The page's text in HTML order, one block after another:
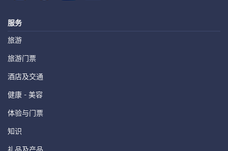
服务
旅游
旅游门票
酒店及交通
健康 - 美容
体验与门票
知识